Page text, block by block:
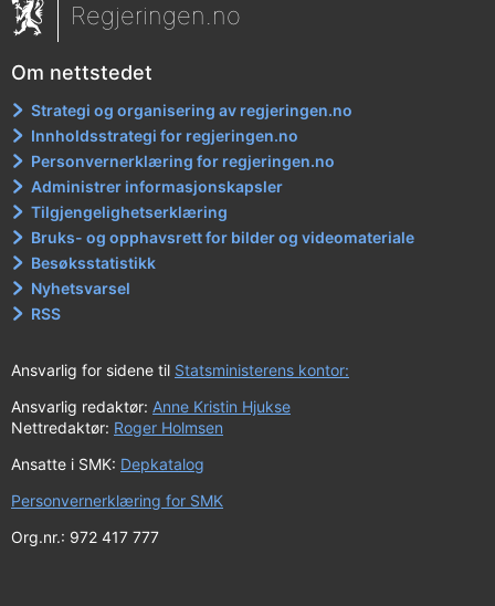
Regjeringen.no
Om nettstedet
Strategi og organisering av regjeringen.no
Innholdsstrategi for regjeringen.no
Personvernerklæring for regjeringen.no
Administrer informasjonskapsler
Tilgjengelighetserklæring
Bruks- og opphavsrett for bilder og videomateriale
Besøksstatistikk
Nyhetsvarsel
RSS
Ansvarlig for sidene til Statsministerens kontor:
Ansvarlig redaktør: Anne Kristin Hjukse
Nettredaktør: Roger Holmsen
Ansatte i SMK: Depkatalog
Personvernerklæring for SMK
Org.nr.: 972 417 777